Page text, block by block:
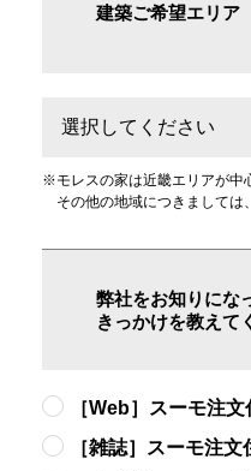
建築ご希望エリア
※モレスの家は近畿エリアが中
その他の地域につきましては
弊社をお知りにな
きっかけを教えて
［Web］スーモ注文
［雑誌］スーモ注文